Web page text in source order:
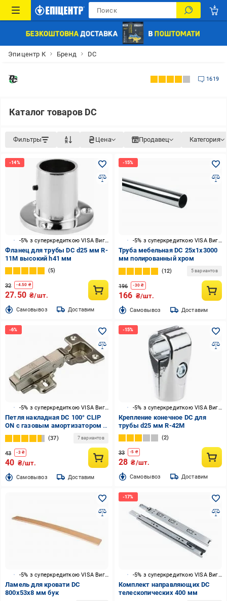
Эпицентр К Бренд DC
1619
Каталог товаров DC
Фильтры Цена Продавец Категория
-5% з суперкредиткою VISA Вигода
Фланец для трубы DC d25 мм R-
11M высокий h41 мм
5
32 -4.50 ₴
27.50 ₴/шт.
Cамовывоз Доставим
Труба мебельная DC 25x1x3000
мм полированный хром
12 5 вариантов
196 -30 ₴
166 ₴/шт.
Cамовывоз Доставим
-5% з суперкредиткою VISA Вигода
Петля накладная DC 100° СLIP
ON с газовым амортизатором и
доводчиком хромированная
37 7 вариантов
43 -3₴
40 ₴/шт.
Cамовывоз Доставим
Крепление конечное DC для
трубы d25 мм R-42M
2
33 -5 ₴
28 ₴/шт.
Cамовывоз Доставим
-5% з суперкредиткою VISA Вигода
Ламель для кровати DC
800x53x8 мм бук
Комплект направляющих DC
телескопических 400 мм